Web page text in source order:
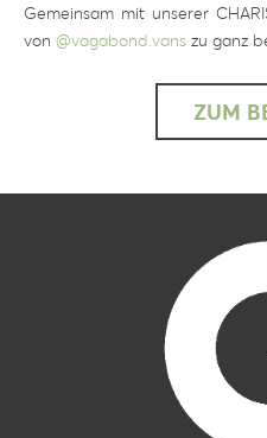
Gemeinsam mit unserer
von @vagabond.vans zu ganz
ZUM